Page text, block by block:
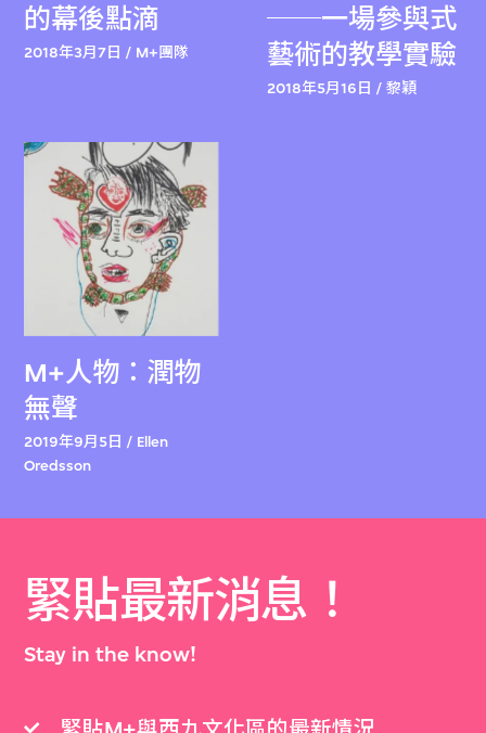
的幕後點滴
2018年3月7日 / M+團隊
──一場參與式
藝術的教學實驗
2018年5月16日 / 黎穎
M+人物：潤物
無聲
2019年9月5日 / Ellen
Oredsson
緊貼最新消息！
Stay in the know!